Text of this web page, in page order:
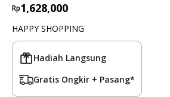
Rp1,628,000
HAPPY SHOPPING
Hadiah Langsung
Gratis Ongkir + Pasang*